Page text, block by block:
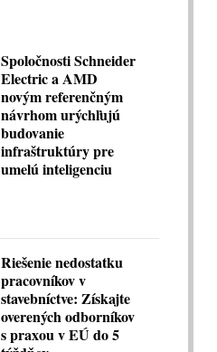
Spoločnosti Schneider
Electric a AMD
novým referenčným
návrhom urýchľujú
budovanie
infraštruktúry pre
umelú inteligenciu
Riešenie nedostatku
pracovníkov v
stavebníctve: Získajte
overených odborníkov
s praxou v EÚ do 5